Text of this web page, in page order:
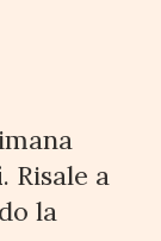
. Risale a
la